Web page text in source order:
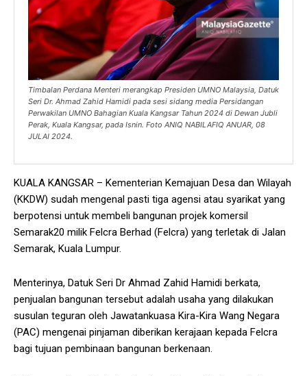
Timbalan Perdana Menteri merangkap Presiden UMNO Malaysia, Datuk
Seri Dr. Ahmad Zahid Hamidi pada sesi sidang media Persidangan
Perwakilan UMNO Bahagian Kuala Kangsar Tahun 2024 di Dewan Jubli
Perak, Kuala Kangsar, pada Isnin. Foto ANIQ NABILAFIQ ANUAR, 08
JULAI 2024.
KUALA KANGSAR – Kementerian Kemajuan Desa dan Wilayah
(KKDW) sudah mengenal pasti tiga agensi atau syarikat yang
berpotensi untuk membeli bangunan projek komersil
Semarak20 milik Felcra Berhad (Felcra) yang terletak di Jalan
Semarak, Kuala Lumpur.
Menterinya, Datuk Seri Dr Ahmad Zahid Hamidi berkata,
penjualan bangunan tersebut adalah usaha yang dilakukan
susulan teguran oleh Jawatankuasa Kira-Kira Wang Negara
(PAC) mengenai pinjaman diberikan kerajaan kepada Felcra
bagi tujuan pembinaan bangunan berkenaan.